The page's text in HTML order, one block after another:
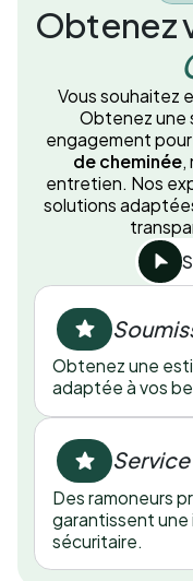
Obtenez
Vous souhaitez
Obtenez une
engagement
de cheminée,
entretien. Nos
solutions
Obtenez une
adaptée à vos
Des ramoneurs
garantissent
sécuritaire.